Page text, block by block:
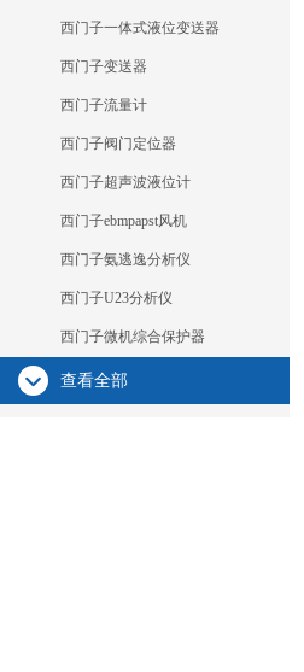
西门子一体式液位变送器
西门子变送器
西门子流量计
西门子阀门定位器
西门子超声波液位计
西门子ebmpapst风机
西门子氨逃逸分析仪
西门子U23分析仪
西门子微机综合保护器
查看全部